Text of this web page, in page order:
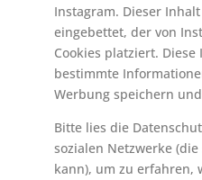
Instagram. Dieser
eingebettet, der von
Cookies platziert.
bestimmte
Werbung speichern
Bitte lies die
sozialen Netzwerke
kann), um zu erfahren,